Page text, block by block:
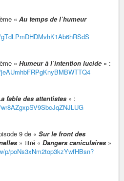
« Au temps de l’humeur
« Humeur à l’intention lucide » :
fable des attentistes » :
9 de « Sur le front des
» titré « Dangers caniculaires »
p/poNs3xNm2top3kzYwfHBsn?